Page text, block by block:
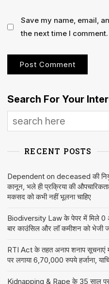
Save my name, email,
the next time I comment.
Search For Your
RECENT POSTS
Dependent on deceased की
कानून, भले ही प्रक्रिया की
मकसद को कभी नहीं भूलना चाहिए
Biodiversity Law के पेपर में मिले 0
बार काउंसिल और लॉ कमीशन को भेजी
RTI Act के तहत अनाप शनाप सूचनाएं
पर लगाया 6,70,000 रुपये हर्जाना,
Kidnapping & Rape के 35 साल